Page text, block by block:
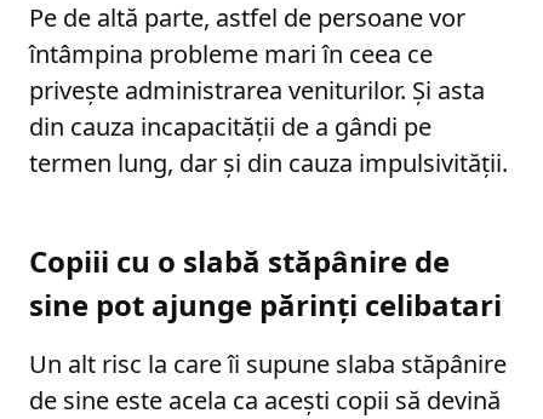
Pe de altă parte, astfel de persoane vor
întâmpina probleme mari în ceea ce
priveşte administrarea veniturilor. Şi asta
din cauza incapacităţii de a gândi pe
termen lung, dar şi din cauza impulsivităţii.
Copiii cu o slabă stăpânire de
sine pot ajunge părinţi celibatari
Un alt risc la care îi supune slaba stăpânire
de sine este acela ca aceşti copii să devină